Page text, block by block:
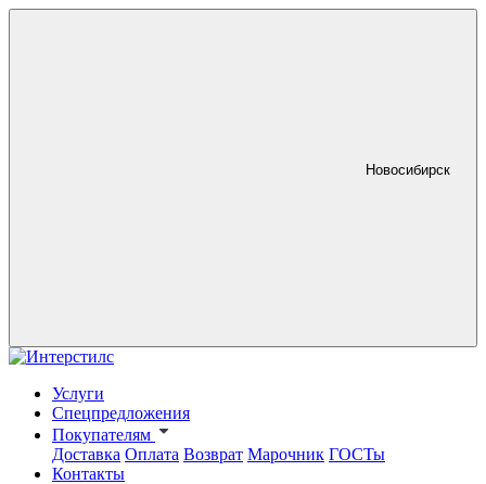
Новосибирск
Услуги
Спецпредложения
Покупателям
Доставка Оплата Возврат Марочник ГОСТы
Контакты